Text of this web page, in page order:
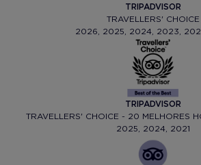
TRIPADVISOR
TRAVELLERS' CHOICE
2026, 2025, 2024, 2023,
TRIPADVISOR
TRAVELLERS' CHOICE - 20 MELHORES
2025, 2024, 2021